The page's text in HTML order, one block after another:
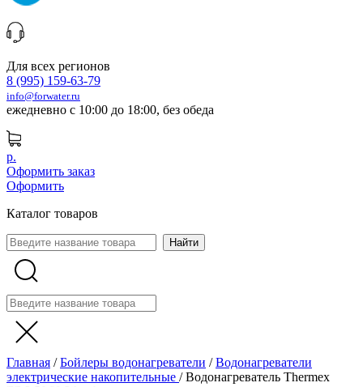
Для всех регионов
8 (995) 159-63-79
info@forwater.ru
ежедневно с 10:00 до 18:00, без обеда
р.
Оформить заказ
Оформить
Каталог товаров
Главная /Бойлеры водонагреватели /Водонагреватели
электрические накопительные /Водонагреватель Thermex